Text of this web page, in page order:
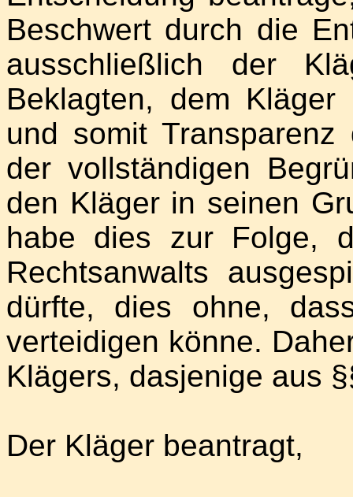
Beschwert durch die
ausschließlich der
Beklagten, dem
und somit
der vollständigen
den Kläger in seinen
habe dies zur Folge,
Rechtsanwalts
dürfte, dies ohne,
verteidigen könne.
Klägers, dasjenige aus
Der Kläger beantragt,